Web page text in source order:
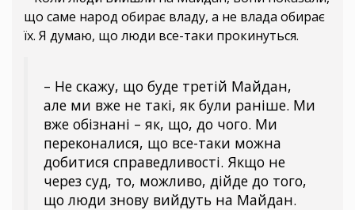
що саме народ обирає владу, а не влада обирає
їх. Я думаю, що люди все-таки прокинуться.
– Не скажу, що буде третій Майдан,
але ми вже не такі, як були раніше. Ми
вже обізнані – як, що, до чого. Ми
переконалися, що все-таки можна
добитися справедливості. Якщо не
через суд, то, можливо, дійде до того,
що люди знову вийдуть на Майдан.